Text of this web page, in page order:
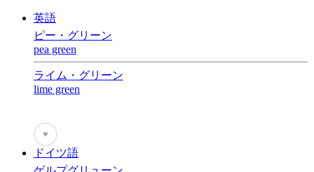
英語
ピー・グリーン
pea green
ライム・グリーン
lime green
♥
ドイツ語